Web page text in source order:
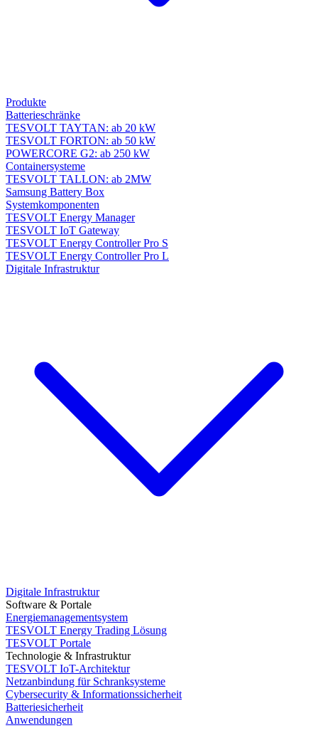
Produkte
Batterieschränke
TESVOLT TAYTAN: ab 20 kW
TESVOLT FORTON: ab 50 kW
POWERCORE G2: ab 250 kW
Containersysteme
TESVOLT TALLON: ab 2MW
Samsung Battery Box
Systemkomponenten
TESVOLT Energy Manager
TESVOLT IoT Gateway
TESVOLT Energy Controller Pro S
TESVOLT Energy Controller Pro L
Digitale Infrastruktur
Digitale Infrastruktur
Software & Portale
Energiemanagementsystem
TESVOLT Energy Trading Lösung
TESVOLT Portale
Technologie & Infrastruktur
TESVOLT IoT-Architektur
Netzanbindung für Schranksysteme
Cybersecurity & Informationssicherheit
Batteriesicherheit
Anwendungen